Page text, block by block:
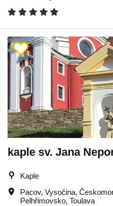
kaple sv. Jana
Kaple
Pacov, Vysočina,
Pelhřimovsko, Toulava